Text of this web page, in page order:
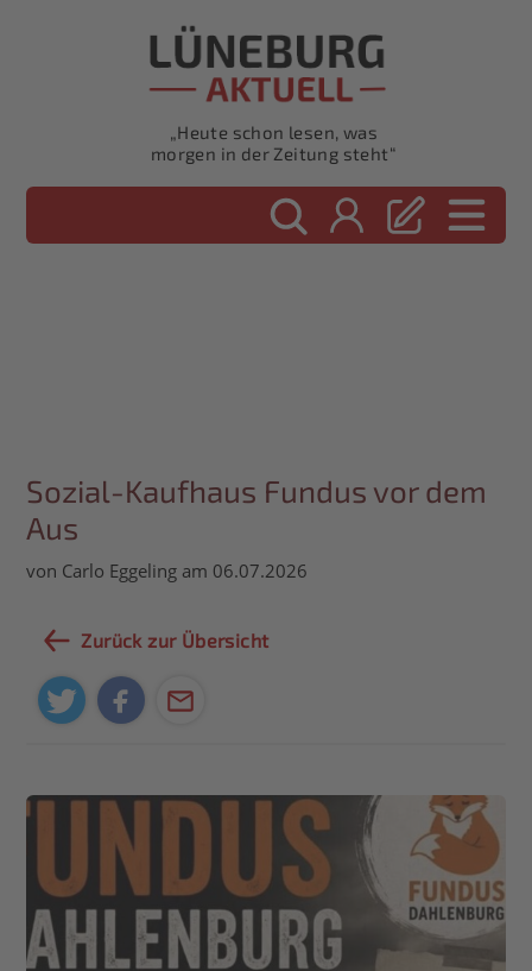
„Heute schon lesen, was
morgen in der Zeitung steht“
Sozial-Kaufhaus Fundus vor dem
Aus
von Carlo Eggeling am 06.07.2026
Zurück zur Übersicht